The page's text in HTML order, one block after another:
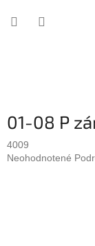
01-08 P
4009
Priemerné
Neohodnotené